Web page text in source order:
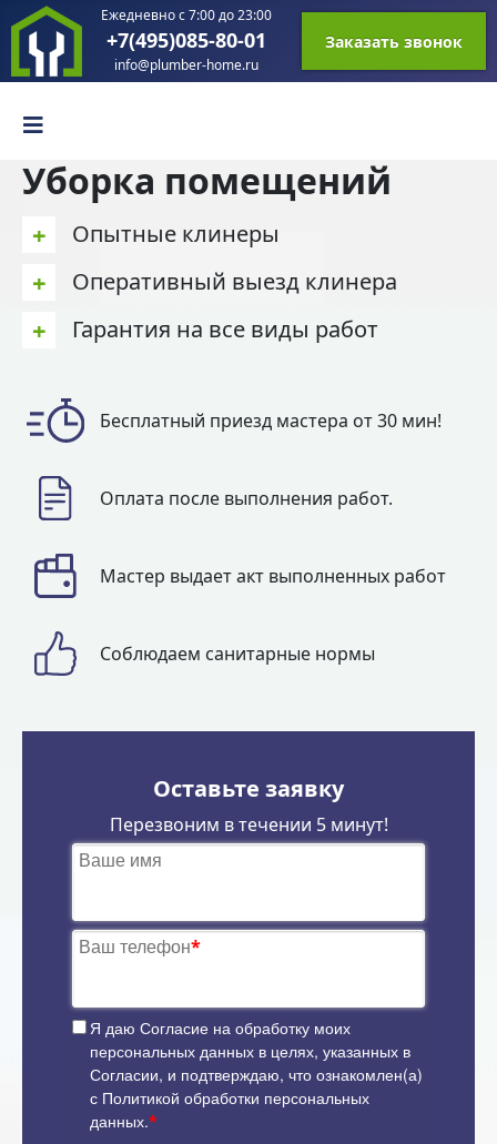
Ежедневно с 7:00 до 23:00
+7(495)085-80-01
info@plumber-home.ru
Заказать звонок
Уборка помещений
+ Опытные клинеры
+ Оперативный выезд клинера
+ Гарантия на все виды работ
Бесплатный приезд мастера от 30 мин!
Оплата после выполнения работ.
Мастер выдает акт выполненных работ
Соблюдаем санитарные нормы
Оставьте заявку
Перезвоним в течении 5 минут!
Ваше имя
Ваш телефон*
Я даю Согласие на обработку моих
персональных данных в целях, указанных в
Согласии, и подтверждаю, что ознакомлен(а)
с Политикой обработки персональных
данных.*